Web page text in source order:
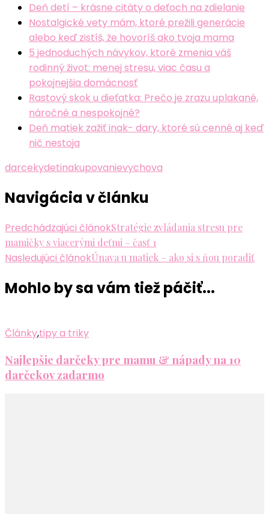
Deň detí – krásne citáty o deťoch na zdielanie
Nostalgické vety mám, ktoré prežili generácie
alebo keď zistíš, že hovoríš ako tvoja mama
5 jednoduchých návykov, ktoré zmenia váš
rodinný život: menej stresu, viac času a
pokojnejšia domácnosť
Rastový skok u dieťatka: Prečo je zrazu uplakané,
náročné a nespokojné?
Deň matiek zažiť inak- dary, ktoré sú cenné aj keď
nič nestoja
darcekydetinakupovanievychova
Navigácia v článku
Predchádzajúci článokStratégie zvládania stresu pre
mamičky s viacerými deťmi – časť 1
Nasledujúci článokÚnava u matiek – ako si s ňou poradiť
Mohlo by sa vám tiež páčiť...
Články,tipy a triky
Najlepšie darčeky pre mamu & nápady na 10
darčekov zadarmo